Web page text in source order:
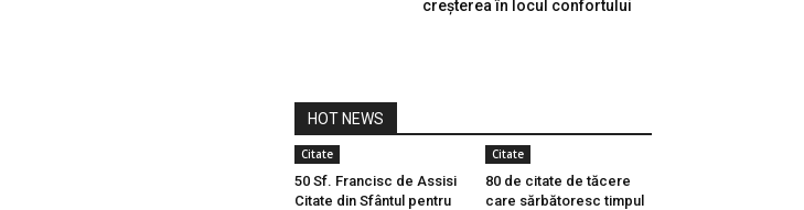
creșterea în locul confortului
HOT NEWS
Citate
50 Sf. Francisc de Assisi
Citate din Sfântul pentru
Citate
80 de citate de tăcere
care sărbătoresc timpul